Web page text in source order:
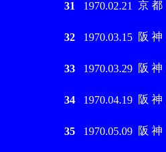
31 1970.02.21 京 都
32 1970.03.15 阪 神
33 1970.03.29 阪 神
34 1970.04.19 阪 神
35 1970.05.09 阪 神